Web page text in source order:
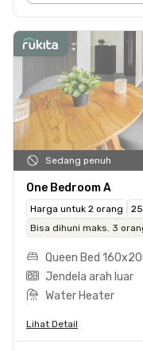
Sedang penuh
One Bedroom A
Harga untuk 2 orang
Bisa dihuni maks. 3
Queen Bed
Jendela arah luar
Water Heater
Lihat Detail